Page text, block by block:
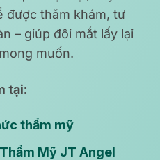
được thăm khám, tư
– giúp đôi mắt lấy lại
muốn.
tại:
thẩm mỹ
Mỹ JT Angel